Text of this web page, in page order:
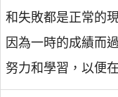
和失敗都是正常的
因為一時的成績而
努力和學習，以便